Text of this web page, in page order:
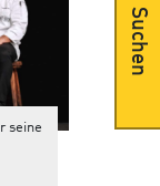
seine
Suchen